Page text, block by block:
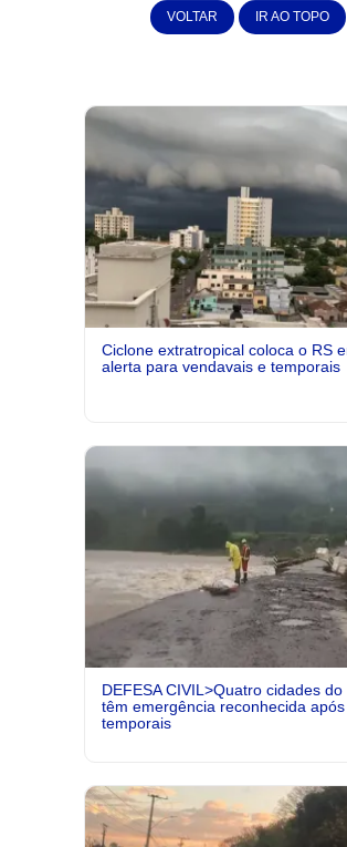
VOLTAR IR AO TOPO
Ciclone extratropical coloca o RS
alerta para vendavais e temporais
DEFESA CIVIL>Quatro cidades do
têm emergência reconhecida após
temporais